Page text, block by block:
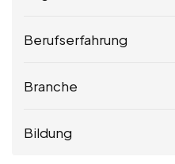
Berufserfahrung
Branche
Bildung